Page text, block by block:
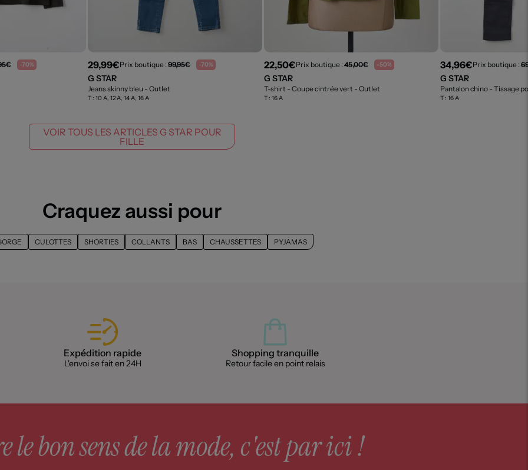
-70% 29,99€Prix boutique :99,95€ -70%
G STAR
Jeans skinny bleu - Outlet
T :10 A, 12 A, 14 A, 16 A
22,50€Prix boutique :45,00€ -50%
G STAR
T-shirt - Coupe cintrée vert - Outlet
T :16 A
34,96€Prix boutique :
G STAR
Pantalon chino - Tissage
T : 16 A
VOIR TOUS LES ARTICLES G STAR POUR
FILLE
Craquez aussi pour
CULOTTES SHORTIES COLLANTS BAS CHAUSSETTES PYJAMAS
Expédition rapide
L'envoi se fait en 24H
Shopping tranquille
Retour facile en point relais
le bon sens de la mode, c'est par ici !